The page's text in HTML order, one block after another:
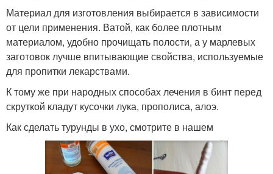
Материал для изготовления выбирается в зависимости
от цели применения. Ватой, как более плотным
материалом, удобно прочищать полости, а у марлевых
заготовок лучше впитывающие свойства, используемые
для пропитки лекарствами.
К тому же при народных способах лечения в бинт перед
скруткой кладут кусочки лука, прополиса, алоэ.
Как сделать турунды в ухо, смотрите в нашем